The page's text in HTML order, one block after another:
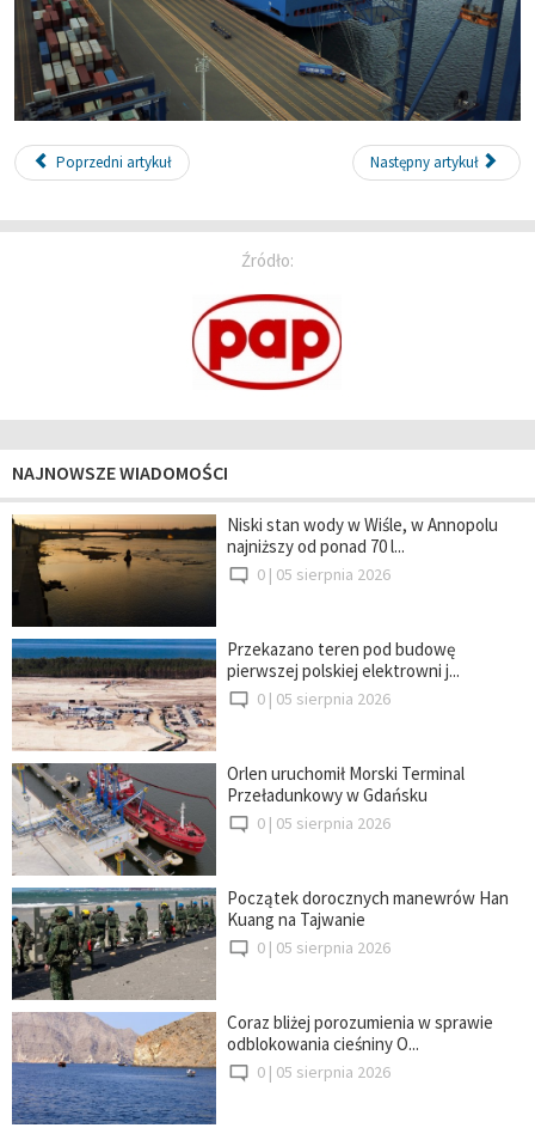
Poprzedni artykuł Następny artykuł
Źródło:
NAJNOWSZE WIADOMOŚCI
Niski stan wody w Wiśle, w Annopolu
najniższy od ponad 70 l...
0 | 05 sierpnia 2026
Przekazano teren pod budowę
pierwszej polskiej elektrowni j...
0 | 05 sierpnia 2026
Orlen uruchomił Morski Terminal
Przeładunkowy w Gdańsku
0 | 05 sierpnia 2026
Początek dorocznych manewrów Han
Kuang na Tajwanie
0 | 05 sierpnia 2026
Coraz bliżej porozumienia w sprawie
odblokowania cieśniny O...
0 | 05 sierpnia 2026